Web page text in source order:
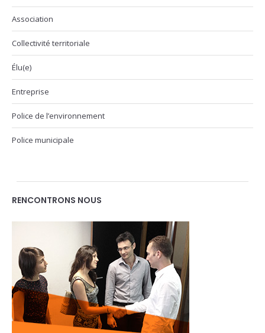
Association
Collectivité territoriale
Élu(e)
Entreprise
Police de l’environnement
Police municipale
RENCONTRONS NOUS